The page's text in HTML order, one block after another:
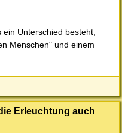
Unterschied besteht,
Menschen" und einem
Erleuchtung auch